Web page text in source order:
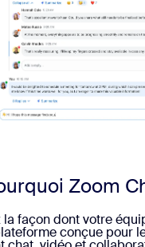
Zoom
la façon dont votre
conçue pour